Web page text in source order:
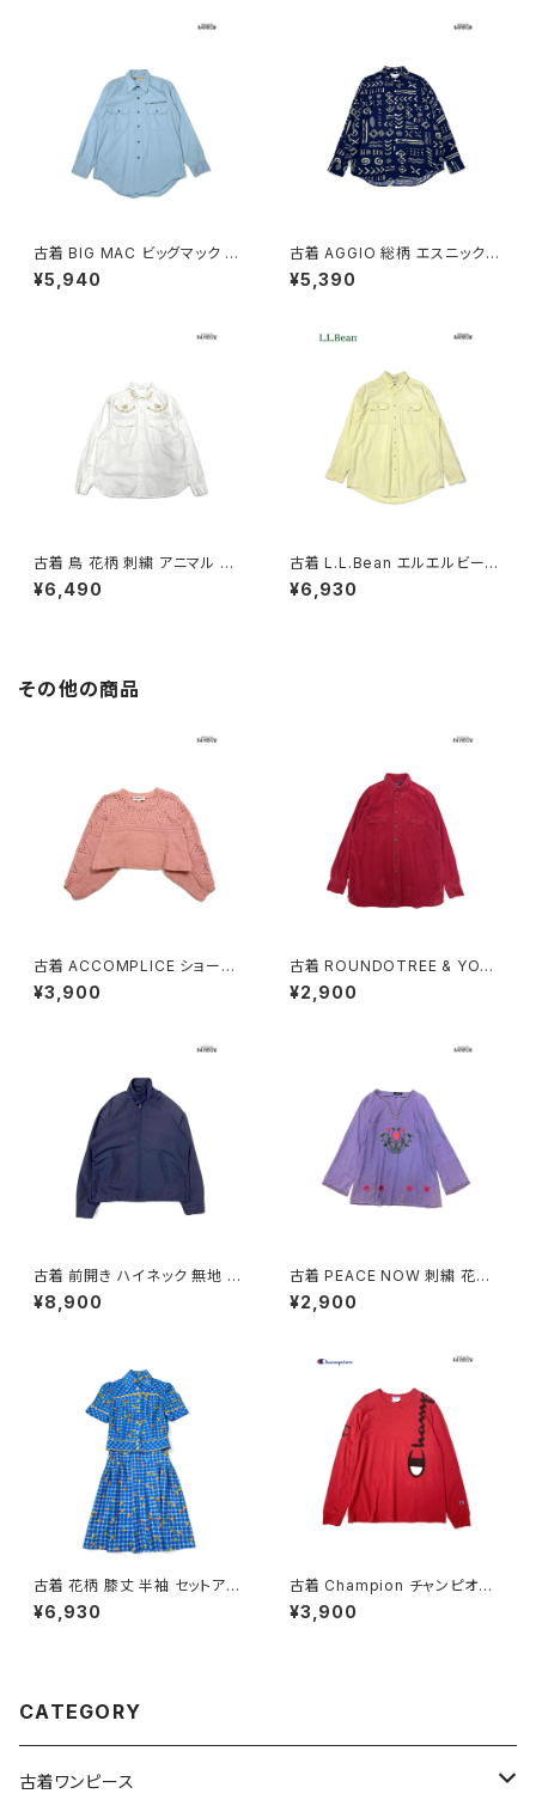
古着 BIG MAC ビッグマック 刺
繍 無地 コットン 長袖 シャツ 青
水色 (ttu2603111)
¥5,940
古着 AGGIO 総柄 エスニック柄
長袖 シャツ 紺 (ttu2603110)
¥5,390
古着 鳥 花柄 刺繍 アニマル コッ
トン100％ 長袖 シャツ 白 (ttu2
602024)
¥6,490
古着 L.L.Bean エルエルビーン
無地 コットン100％ 長袖 シャツ
黄 (ttu2603109)
¥6,930
その他の商品
古着 ACCOMPLICE ショート
丈 アメリカ製 無地 長袖 ニット
セーター ピンク (ttu2501058)
¥3,900
古着 ROUNDOTREE & YORK
E ラウンドツリーアンドヨーク
前開き 無地 コーデュロイ 長袖
¥2,900
古着 前開き ハイネック 無地 長
袖 アウター ライトジャケット 紺
(ttu2509089)
¥8,900
古着 PEACE NOW 刺繍 花柄
コットン 長袖 ブラウス 紫 (ttu2
501035)
¥2,900
古着 花柄 膝丈 半袖 セットアッ
プ 青 (oa2607082)
¥6,930
古着 Champion チャンピオン
ロゴ ブランドロゴ コットン10
0％ 長袖 Ｔシャツ 赤 (ttu2501
¥3,900
CATEGORY
古着ワンピース